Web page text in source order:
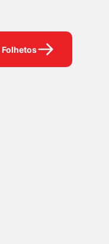
Folhetos